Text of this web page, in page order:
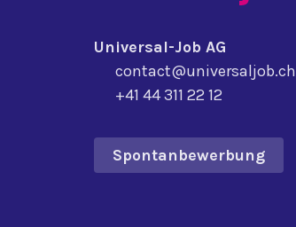
Universal-Job AG
contact@universaljob.ch
+41 44 311 22 12
Spontanbewerbung